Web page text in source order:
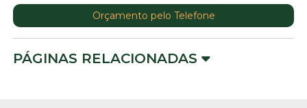
Orçamento pelo Telefone
PÁGINAS RELACIONADAS